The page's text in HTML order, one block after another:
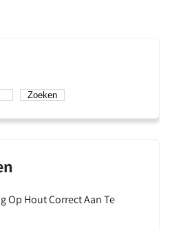
Zoeken
Op Hout Correct Aan Te